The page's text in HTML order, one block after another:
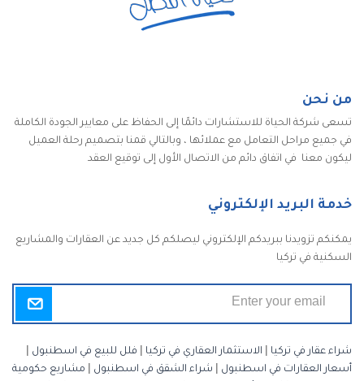
من نحن
تسعى شركة الحياة للاستشارات دائمًا إلى الحفاظ على معايير الجودة الكاملة
في جميع مراحل التعامل مع عملائها ، وبالتالي قمنا بتصميم رحلة العميل
ليكون معنا في اتفاق دائم من الاتصال الأول إلى توقيع العقد
خدمة البريد الإلكتروني
يمكنكم تزويدنا ببريدكم الإلكتروني ليصلكم كل جديد عن العقارات والمشاريع
السكنية في تركيا
شراء عقار في تركيا الاستثمار العقاري في تركيا فلل للبيع في اسطنبول
أسعار العقارات في اسطنبول
شراء الشقق في اسطنبول
مشاريع حكومية